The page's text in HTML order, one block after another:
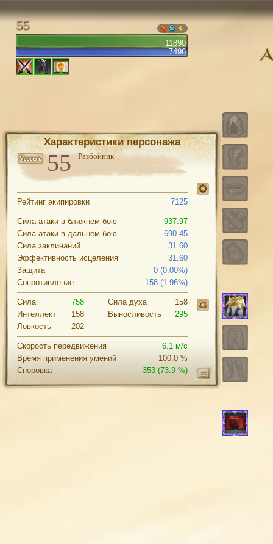
11890
7496
55
Характеристики персонажа
Разбойник
Рейтинг экипировки 7125
Сила атаки в ближнем бою
937.97
Сила атаки в дальнем бою
690.45
Сила заклинаний
31.60
Эффективность исцеления
31.60
Защита
0 (0.00%)
Сопротивление
158 (1.96%)
Сила
758
Интеллект
158
Ловкость
202
Cила духа
158
Выносливость
295
Скорость передвижения
6.1 м/с
Время применения умений
100.0 %
Сноровка
(73.9 %)
353